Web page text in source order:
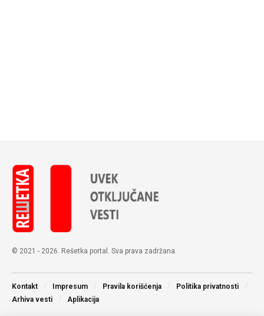
© 2021 - 2026. Rešetka portal. Sva prava zadržana.
Kontakt Impresum Pravila korišćenja
Politika privatnosti
Arhiva vesti
Aplikacija